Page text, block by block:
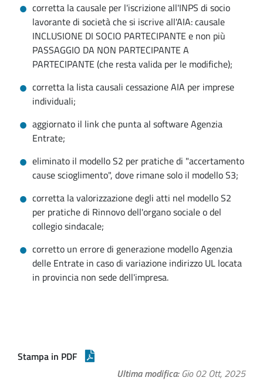
corretta la causale per l'iscrizione all'INPS di socio
lavorante di società che si iscrive all'AIA: causale
INCLUSIONE DI SOCIO PARTECIPANTE e non più
PASSAGGIO DA NON PARTECIPANTE A
PARTECIPANTE (che resta valida per le modifiche);
corretta la lista causali cessazione AIA per imprese
individuali;
aggiornato il link che punta al software Agenzia
Entrate;
eliminato il modello S2 per pratiche di "accertamento
cause scioglimento", dove rimane solo il modello S3;
corretta la valorizzazione degli atti nel modello S2
per pratiche di Rinnovo dell'organo sociale o del
collegio sindacale;
corretto un errore di generazione modello Agenzia
delle Entrate in caso di variazione indirizzo UL locata
in provincia non sede dell'impresa.
Stampa in PDF
Ultima modifica Gio 02 Ott, 2025